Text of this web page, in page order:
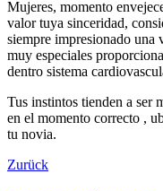
Mujeres, momento
valor tuya sinceridad,
siempre impresionado una
muy especiales
dentro sistema
Tus instintos tienden a ser
en el momento correcto ,
tu novia.
Zurück